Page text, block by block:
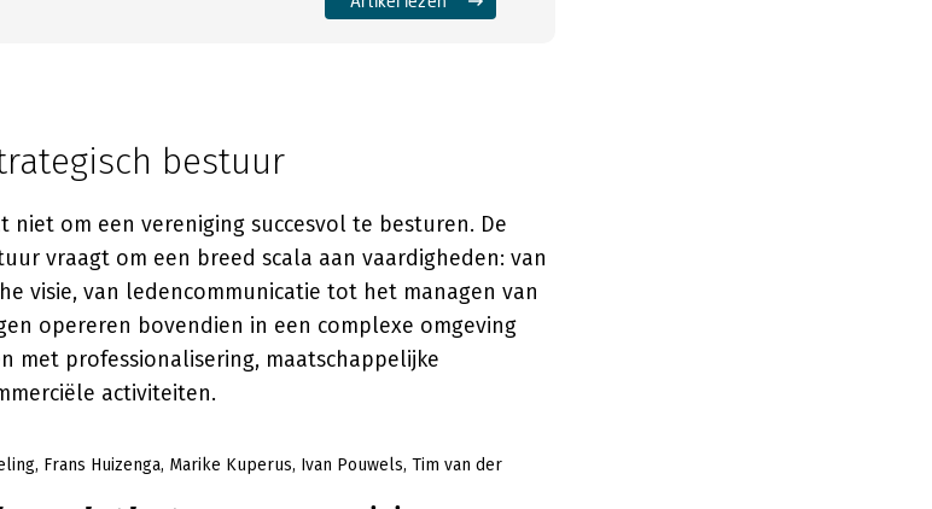
bestuur
niet om een vereniging succesvol te besturen. De
vraagt om een breed scala aan vaardigheden: van
visie, van ledencommunicatie tot het managen van
opereren bovendien in een complexe omgeving
met professionalisering, maatschappelijke
activiteiten.
Frans Huizenga Marike Kuperus Ivan Pouwels Tim van der